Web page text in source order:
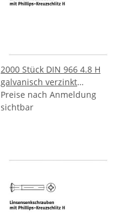
2000 Stück DIN 966 4.8 H
galvanisch verzinkt
Linsenkopfschrauben mit
Phillips Kreuzschlitz H M3x6
Preise nach Anmeldung
sichtbar